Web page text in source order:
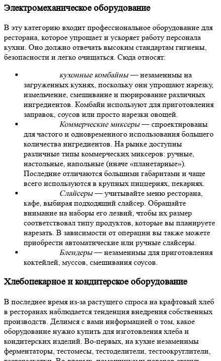
Электромеханическое оборудование
В эту категорию входит профессиональное оборудование для
ресторана, которое упрощает и ускоряет работу персонала
кухни. Оно должно отвечать высоким стандартам гигиены,
безопасности и легко очищаться. Сюда относят:
кухонные комбайны— незаменимы на
загруженных кухнях, поскольку они упрощают нарезку,
измельчение, смешивание и пюрирование различных
ингредиентов. Комбайн используют для приготовления
заправок, соусов или просто нарезки овощей.
Коммерческие миксеры— спроектированы
для частого и одновременного использования большего
количества ингредиентов. На рынке доступны
различные типы коммерческих миксеров: ручные,
настольные, напольные (иначе «планетарные»).
Последние отличаются большими габаритами и чаще
всего используются в крупных пиццериях, пекарнях.
Слайсеры— учитывайте меню ресторана,
кафе, выбирая подходящий слайсер. Обращайте
внимание на наборы его лезвий, чтобы их размер
соответствовал типу продуктов, которые вы планируете
нарезать. В зависимости от операции вы также можете
приобрести автоматические или ручные слайсеры.
Блендеры— незаменимы для приготовления
коктейлей, муссов, смешивания соусов.
Хлебопекарное и кондитерское оборудование
В последнее время из-за растущего спроса на крафтовый хлеб
в ресторанах наблюдается тенденция внедрения собственных
производств. Делимся с вами информацией о том, какое
оборудование нужно купить для изготовления хлеба и
кондитерских изделий. Во-первых, на кухне незаменимы
ферментаторы, тестомесы, тестоделители, тестоокруглители,